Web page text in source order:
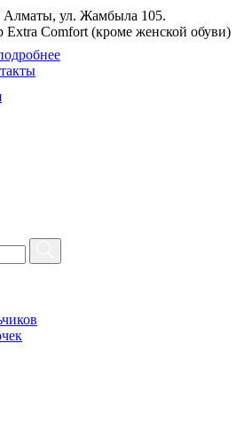
ул. Жамбыла 105.
Extra Comfort (кроме женской обуви)